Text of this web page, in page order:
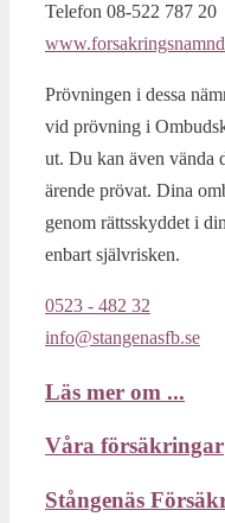
Telefon 08-522 787 20
Prövningen i dessa
vid prövning i
ut. Du kan även vända
ärende prövat. Dina
genom rättsskyddet i
enbart självrisken.
0523 - 482 32
info@stangenasfb.se
Läs mer om ...
Våra försäkringar
Stångenäs